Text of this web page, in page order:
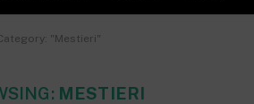
"Mestieri"
MESTIERI